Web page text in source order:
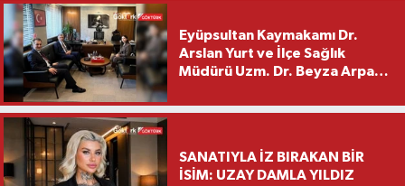
Eyüpsultan Kaymakamı Dr.
Arslan Yurt ve İlçe Sağlık
Müdürü Uzm. Dr. Beyza Arpacı
Ziyareti
SANATIYLA İZ BIRAKAN BİR
İSİM: UZAY DAMLA YILDIZ